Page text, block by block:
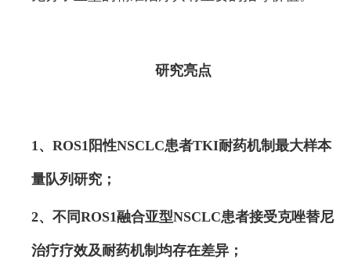
研究亮点
1、ROS1阳性NSCLC患者TKI耐药机制最大样本
量队列研究；
2、 不同ROS1融合亚型NSCLC患者接受克唑替尼
治疗疗效及耐药机制均存在差异；